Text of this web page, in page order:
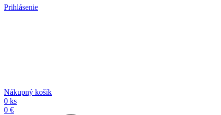
Prihlásenie
Nákupný košík
0 ks
0 €